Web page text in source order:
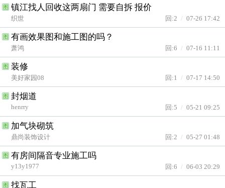
图 镇江找人回收这两扇门 需要自拆 报价
回:2 / 07-26 17:42
织世
图 有画效果图和施工图的吗？
回:6 / 07-16 11:11
萧鸿
图 装修
回:1 / 07-17 14:50
美好家园08
图 封烟道
回:5 / 05-21 09:25
henrry
图 加气块砌筑
回:2 / 05-27 01:48
鼎尚装饰设计
图 有房间隔音专业施工吗
回:6 / 06-03 20:29
y13y1977
图 找瓦工